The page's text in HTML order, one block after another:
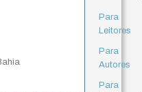
Para
Leitores
Para
Autores
Para